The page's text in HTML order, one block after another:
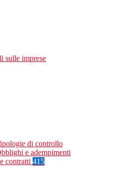
sulle imprese
di controllo
e adempimenti
contratti 415